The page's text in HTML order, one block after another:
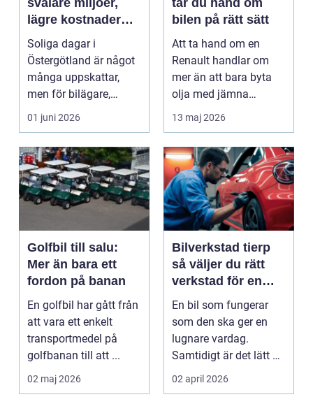
svalare miljöer,
lägre kostnader
och bättre komfort
Soliga dagar i
Östergötland är något
många uppskattar,
men för bilägare,
båtägare och
fastighetsförv...
01 juni 2026
tar du hand om
bilen på rätt sätt
Att ta hand om en
Renault handlar om
mer än att bara byta
olja med jämna
mellanrum. För många
biläga...
13 maj 2026
Golfbil till salu:
Mer än bara ett
fordon på banan
En golfbil har gått från
att vara ett enkelt
transportmedel på
golfbanan till att ...
02 maj 2026
Bilverkstad tierp
så väljer du rätt
verkstad för en
tryggare bilvardag
En bil som fungerar
som den ska ger en
lugnare vardag.
Samtidigt är det lätt att
skjuta upp service ...
02 april 2026